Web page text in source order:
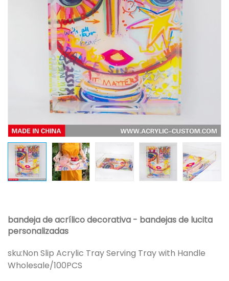
bandeja de acrílico decorativa - bandejas de lucita
personalizadas
sku:Non Slip Acrylic Tray Serving Tray with Handle
Wholesale/100PCS